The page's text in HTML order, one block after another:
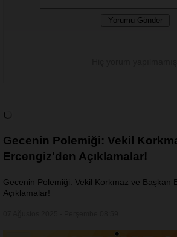
Gecenin Polemiği: Vekil
Ercengiz'den Açıklamalar!
Gecenin Polemiği: Vekil Korkmaz ve Başkan
Açıklamalar!